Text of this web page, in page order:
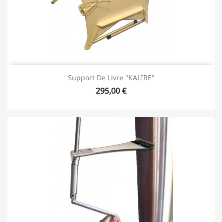
Support De Livre "KALIRE"
295,00 €